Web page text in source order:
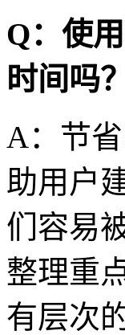
Q：使
时间吗？
A：节
助用户
们容易
整理重
有层次